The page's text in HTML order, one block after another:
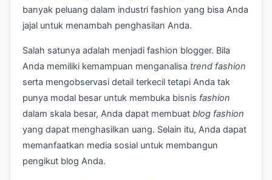
banyak peluang dalam industri fashion yang bisa Anda
jajal untuk menambah penghasilan Anda.
Salah satunya adalah menjadi fashion blogger. Bila
Anda memiliki kemampuan menganalisa trend fashion
serta mengobservasi detail terkecil tetapi Anda tak
punya modal besar untuk membuka bisnis fashion
dalam skala besar, Anda dapat membuat blog fashion
yang dapat menghasilkan uang. Selain itu, Anda dapat
memanfaatkan media sosial untuk membangun
pengikut blog Anda.